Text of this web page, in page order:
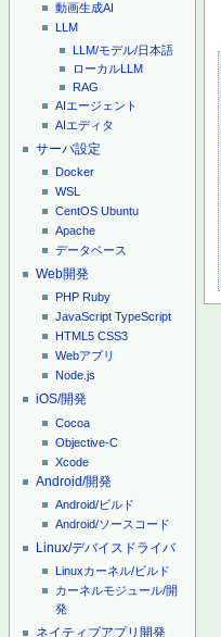
動画生成AI
LLM
LLM/モデル/日本語
ローカルLLM
RAG
AIエージェント
AIエディタ
サーバ設定
Docker
WSL
CentOS Ubuntu
Apache
データベース
Web開発
PHP Ruby
JavaScript TypeScript
HTML5 CSS3
Webアプリ
Node.js
iOS/開発
Cocoa
Objective-C
Xcode
Android/開発
Android/ビルド
Android/ソースコード
Linux/デバイスドライバ
Linuxカーネル/ビルド
カーネルモジュール/開
発
ネイティブアプリ開発